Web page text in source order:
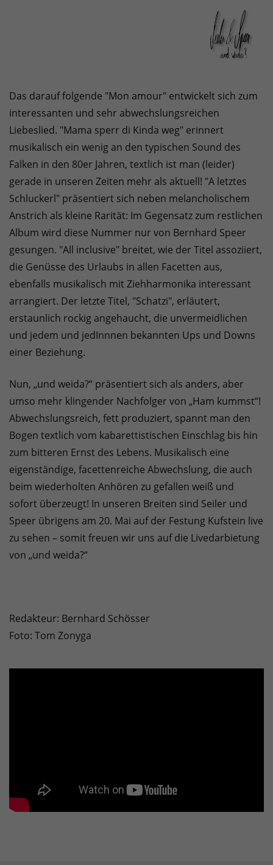
Das darauf folgende "Mon amour" entwickelt sich zum
interessanten und sehr abwechslungsreichen
Liebeslied. "Mama sperr di Kinda weg" erinnert
musikalisch ein wenig an den typischen Sound des
Falken in den 80er Jahren, textlich ist man (leider)
gerade in unseren Zeiten mehr als aktuell! "A letztes
Schluckerl" präsentiert sich neben melancholischem
Anstrich als kleine Rarität: Im Gegensatz zum restlichen
Album wird diese Nummer nur von Bernhard Speer
gesungen. "All inclusive" breitet, wie der Titel assoziiert,
die Genüsse des Urlaubs in allen Facetten aus,
ebenfalls musikalisch mit Ziehharmonika interessant
arrangiert. Der letzte Titel, "Schatzi", erläutert,
erstaunlich rockig angehaucht, die unvermeidlichen
und jedem und jedInnnen bekannten Ups und Downs
einer Beziehung.
Nun, „und weida?“ präsentiert sich als anders, aber
umso mehr klingender Nachfolger von „Ham kummst“!
Abwechslungsreich, fett produziert, spannt man den
Bogen textlich vom kabarettistischen Einschlag bis hin
zum bitteren Ernst des Lebens. Musikalisch eine
eigenständige, facettenreiche Abwechslung, die auch
beim wiederholten Anhören zu gefallen weiß und
sofort überzeugt! In unseren Breiten sind Seiler und
Speer übrigens am 20. Mai auf der Festung Kufstein live
zu sehen – somit freuen wir uns auf die Livedarbietung
von „und weida?“
Redakteur: Bernhard Schösser
Foto: Tom Zonyga